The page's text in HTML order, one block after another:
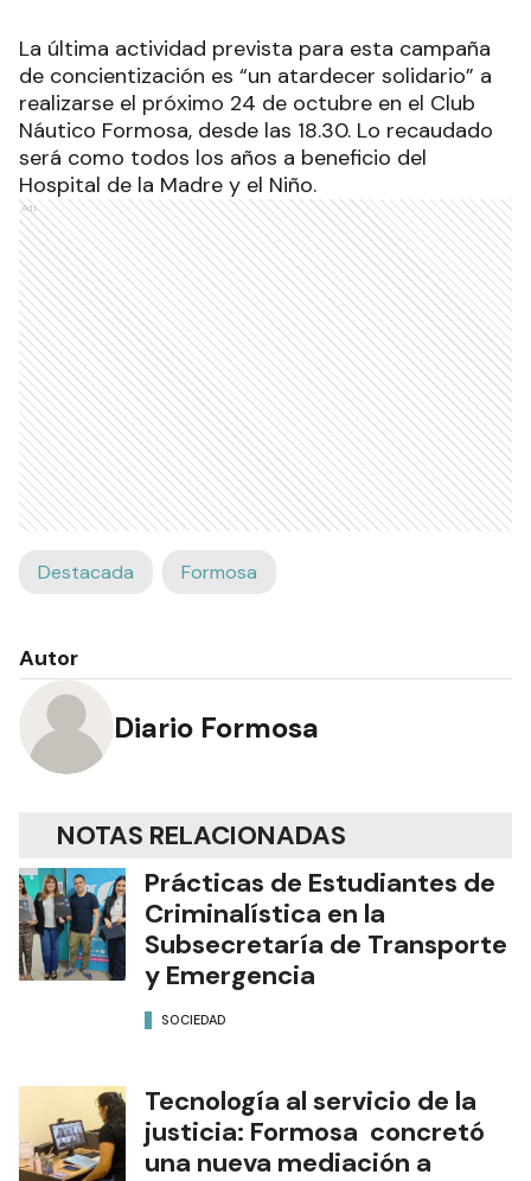
La última actividad prevista para esta campaña
de concientización es “un atardecer solidario” a
realizarse el próximo 24 de octubre en el Club
Náutico Formosa, desde las 18.30. Lo recaudado
será como todos los años a beneficio del
Hospital de la Madre y el Niño.
Ads
Destacada Formosa
Autor
Diario Formosa
NOTAS RELACIONADAS
Prácticas de Estudiantes de
Criminalística en la
Subsecretaría de Transporte
y Emergencia
SOCIEDAD
Tecnología al servicio de la
justicia: Formosa concretó
una nueva mediación a